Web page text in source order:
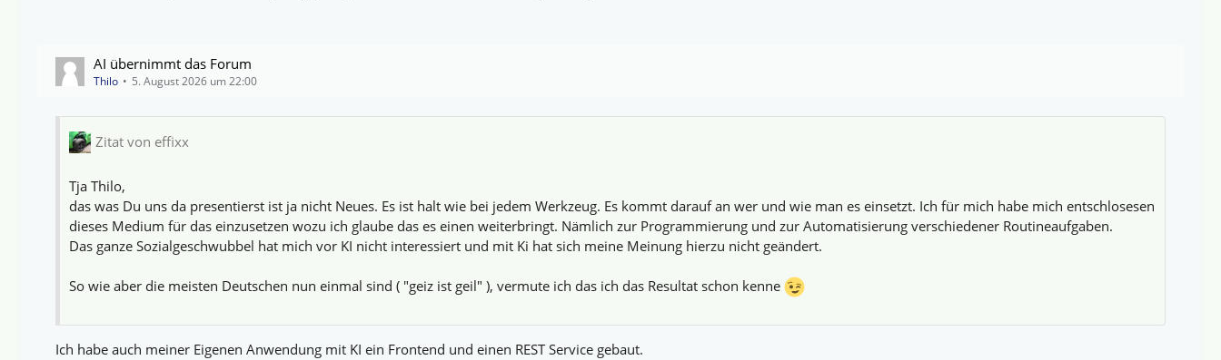
AI übernimmt das Forum
Thilo 5. August 2026 um 22:00
Zitat von effixx
Tja Thilo,
das was Du uns da presentierst ist ja nicht Neues. Es ist halt wie bei jedem Werkzeug. Es kommt darauf an wer und wie man es einsetzt. Ich für mich habe mich entschlosesen
dieses Medium für das einzusetzen wozu ich glaube das es einen weiterbringt. Nämlich zur Programmierung und zur Automatisierung verschiedener Routineaufgaben.
Das ganze Sozialgeschwubbel hat mich vor KI nicht interessiert und mit Ki hat sich meine Meinung hierzu nicht geändert.
So wie aber die meisten Deutschen nun einmal sind ( "geiz ist geil" ), vermute ich das ich das Resultat schon kenne
Ich habe auch meiner Eigenen Anwendung mit KI ein Frontend und einen REST Service gebaut.